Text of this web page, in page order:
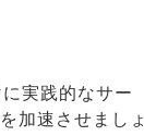
実践的なサー
加速させましょ